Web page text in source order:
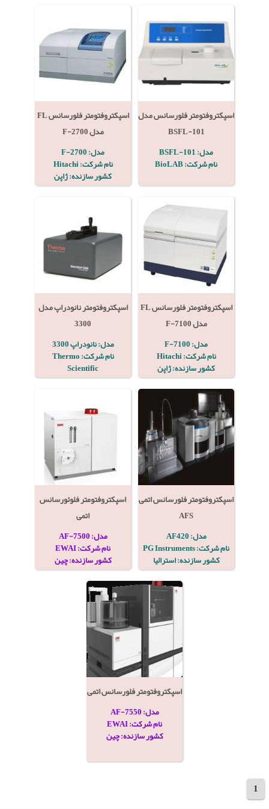
اسپکتروفتومتر فلورسانس مدل
BSFL-101
مدل: BSFL-101
نام شرکت: BioLAB
اسپکتروفتومتر فلورسانس FL
مدل F-2700
مدل: F-2700
نام شرکت: Hitachi
کشور سازنده: ژاپن
اسپکتروفتومتر فلورسانس FL
مدل F-7100
مدل: F-7100
نام شرکت: Hitachi
کشور سازنده: ژاپن
اسپکتروفتومتر نانودراپ مدل
3300
مدل: نانودراپ 3300
نام شرکت: Thermo
Scientific
اسپکتروفتومتر فلورسانس اتمی
AFS
مدل: AF420
نام شرکت: PG Instruments
کشور سازنده: استرالیا
اسپکتروفتومتر فلوئورسانس
اتمی
مدل: AF-7500
نام شرکت: EWAI
کشور سازنده: چین
اسپکتروفتومتر فلورسانس اتمی
مدل: AF-7550
نام شرکت: EWAI
کشور سازنده: چین
1